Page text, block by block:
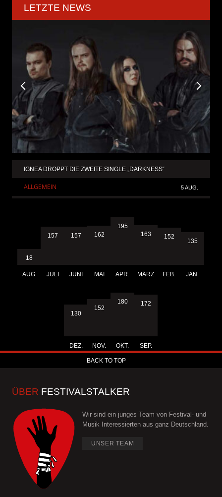
LETZTE NEWS
IGNEA DROPPT DIE ZWEITE SINGLE „DARKNESS“
ALLGEMEIN 5 AUG.
18
AUG.
157
JULI
157
JUNI
162
MAI
195
APR.
163
MÄRZ
152
FEB.
135
JAN.
130
DEZ.
152
NOV.
180
OKT.
172
SEP.
BACK TO TOP
ÜBER FESTIVALSTALKER
Wir sind ein junges Team von Festival- und
Musik Interessierten aus ganz Deutschland.
UNSER TEAM